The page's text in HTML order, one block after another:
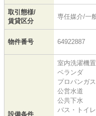
取引態様/
賃貸区分
専任媒介/一
物件番号 64922887
設備条件
室内洗濯機
ベランダ
プロパンガス
公営水道
公共下水
バス・トイレ